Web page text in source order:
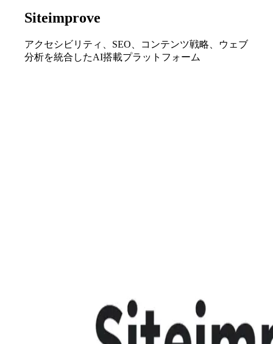
Siteimprove
アクセシビリティ、SEO、コンテンツ戦略、ウェブ
分析を統合したAI搭載プラットフォーム